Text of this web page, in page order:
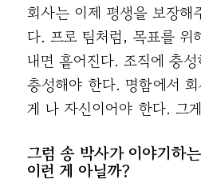
회사는 이제 평생을 보장해
다. 프로 팀처럼, 목표를 위
내면 흩어진다. 조직에 충성
충성해야 한다. 명함에서
게 나 자신이어야 한다. 그
그럼 송 박사가 이야기하
이런 게 아닐까?